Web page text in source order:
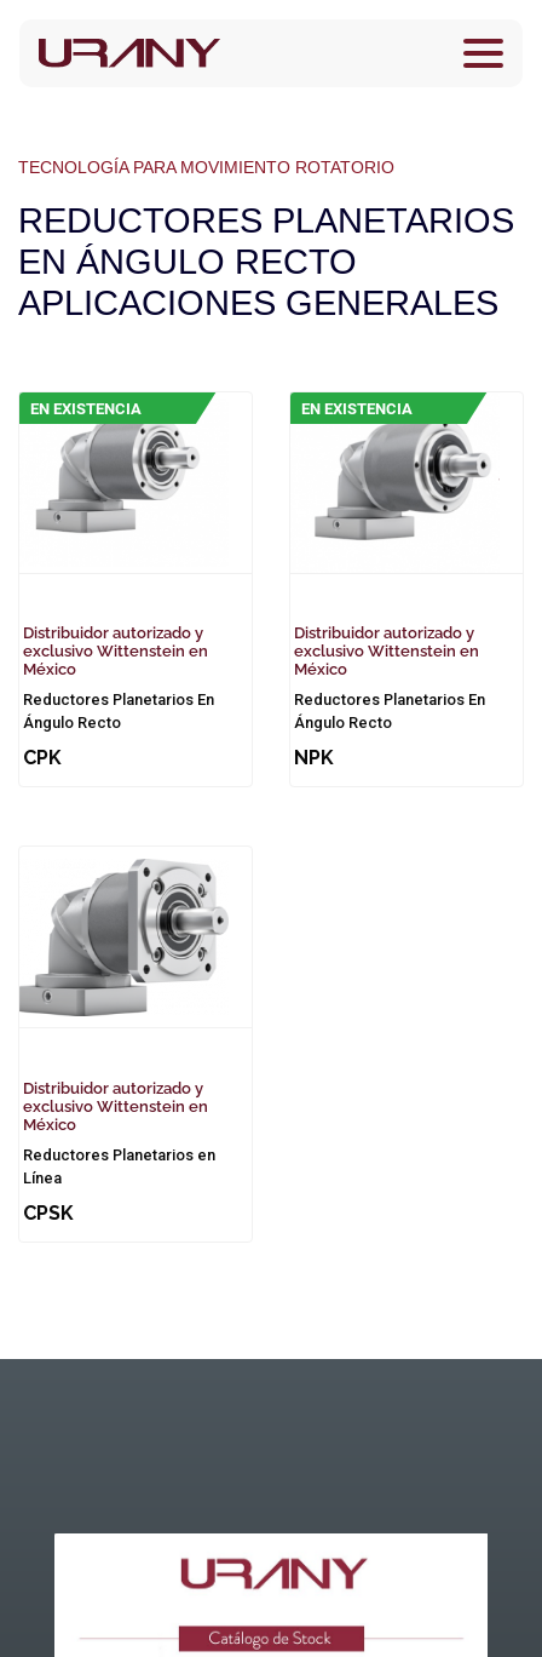
TECNOLOGÍA PARA MOVIMIENTO ROTATORIO
REDUCTORES PLANETARIOS
EN ÁNGULO RECTO
APLICACIONES GENERALES
EN EXISTENCIA
Distribuidor autorizado y
exclusivo Wittenstein en
México
Reductores Planetarios En
Ángulo Recto
CPK
EN EXISTENCIA
Distribuidor autorizado y
exclusivo Wittenstein en
México
Reductores Planetarios En
Ángulo Recto
NPK
Distribuidor autorizado y
exclusivo Wittenstein en
México
Reductores Planetarios en
Línea
CPSK